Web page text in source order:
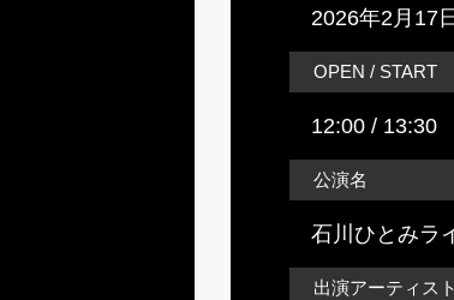
2026年2月17
OPEN / START
12:00 / 13:30
公演名
石川ひとみラ
出演アーティスト